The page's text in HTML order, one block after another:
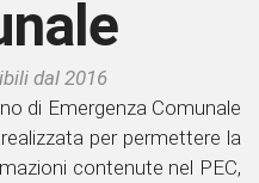
dal 2016
di Emergenza Comunale
per permettere la
contenute nel PEC,